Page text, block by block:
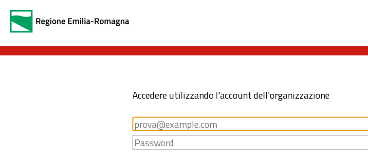
Accedere utilizzando l'account dell'organizzazione